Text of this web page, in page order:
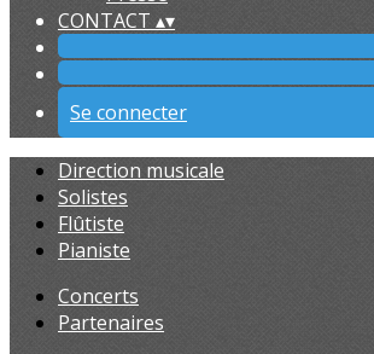
CONTACT ▴▾
Se connecter
Direction musicale
Solistes
Flûtiste
Pianiste
Concerts
Partenaires